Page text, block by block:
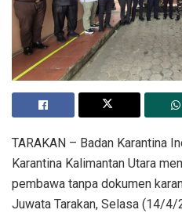
TARAKAN – Badan Karantina
Karantina Kalimantan Utara
pembawa tanpa dokumen
Juwata Tarakan, Selasa (14/4/